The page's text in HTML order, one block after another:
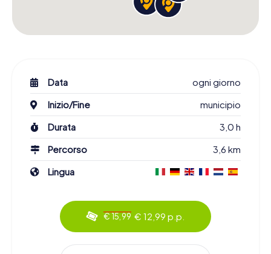
Data
ogni giorno
Inizio/Fine
municipio
Durata
3,0 h
Percorso
3,6 km
Lingua
€ 15,99 € 12,99 p.p.